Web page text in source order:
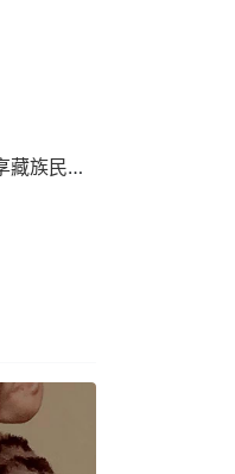
十世班禅女儿与在京藏族学子共享藏族民俗文化